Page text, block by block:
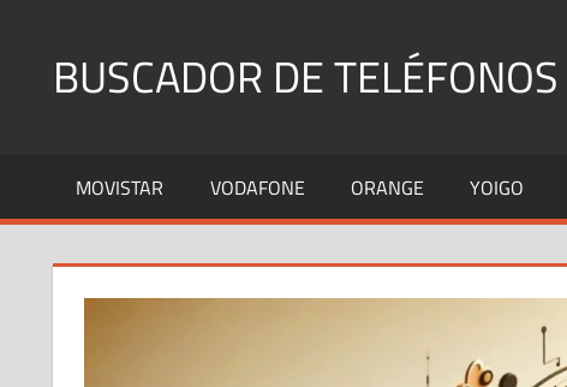
contenidoBUSCADOR DE TELÉFONOS
Fijos
y
MOVISTAR VODAFONE ORANGE YOIGO